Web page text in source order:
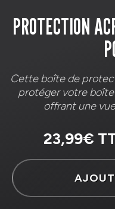
PROTECTION
Cette boîte de
protéger votre
offrant une
23,99€